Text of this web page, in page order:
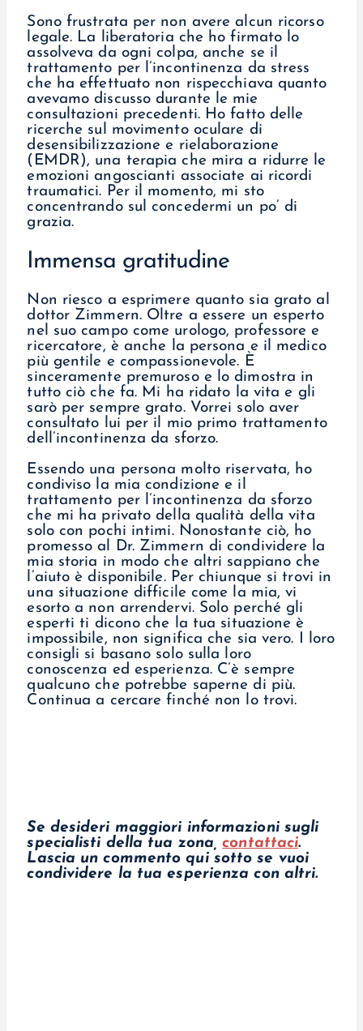
Sono frustrata per non avere alcun ricorso
legale. La liberatoria che ho firmato lo
assolveva da ogni colpa, anche se il
trattamento per l’incontinenza da stress
che ha effettuato non rispecchiava quanto
avevamo discusso durante le mie
consultazioni precedenti. Ho fatto delle
ricerche sul movimento oculare di
desensibilizzazione e rielaborazione
(EMDR), una terapia che mira a ridurre le
emozioni angoscianti associate ai ricordi
traumatici. Per il momento, mi sto
concentrando sul concedermi un po’ di
grazia.
Immensa gratitudine
Non riesco a esprimere quanto sia grato al
dottor Zimmern. Oltre a essere un esperto
nel suo campo come urologo, professore e
ricercatore, è anche la persona e il medico
più gentile e compassionevole. È
sinceramente premuroso e lo dimostra in
tutto ciò che fa. Mi ha ridato la vita e gli
sarò per sempre grato. Vorrei solo aver
consultato lui per il mio primo trattamento
dell’incontinenza da sforzo.
Essendo una persona molto riservata, ho
condiviso la mia condizione e il
trattamento per l’incontinenza da sforzo
che mi ha privato della qualità della vita
solo con pochi intimi. Nonostante ciò, ho
promesso al Dr. Zimmern di condividere la
mia storia in modo che altri sappiano che
l’aiuto è disponibile. Per chiunque si trovi in
una situazione difficile come la mia, vi
esorto a non arrendervi. Solo perché gli
esperti ti dicono che la tua situazione è
impossibile, non significa che sia vero. I loro
consigli si basano solo sulla loro
conoscenza ed esperienza. C’è sempre
qualcuno che potrebbe saperne di più.
Continua a cercare finché non lo trovi.
Se desideri maggiori informazioni sugli
specialisti della tua zona,contattaci.
Lascia un commento qui sotto se vuoi
condividere la tua esperienza con altri.